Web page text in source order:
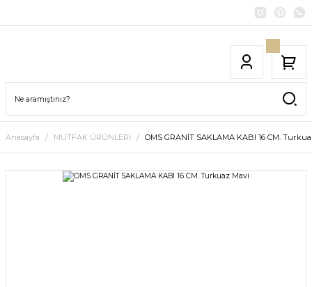
Anasayfa MUTFAK ÜRÜNLERİ OMS GRANİT SAKLAMA KABI 16 CM.